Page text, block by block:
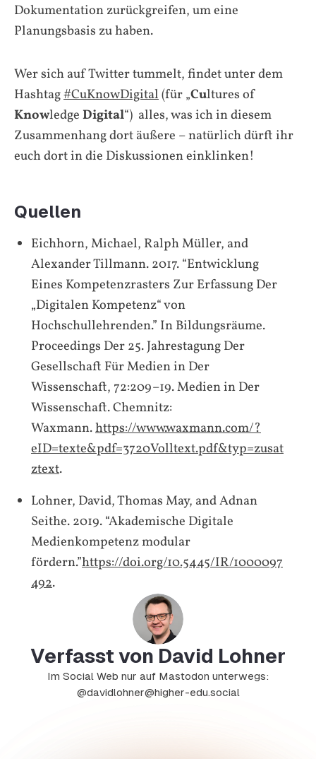
Dokumentation zurückgreifen, um eine
Planungsbasis zu haben.
Wer sich auf Twitter tummelt, findet unter dem
Hashtag#CuKnowDigital(für „Cultures of
KnowledgeDigital“) alles, was ich in diesem
Zusammenhang dort äußere – natürlich dürft ihr
euch dort in die Diskussionen einklinken!
Quellen
Eichhorn, Michael, Ralph Müller, and
Alexander Tillmann. 2017. “Entwicklung
Eines Kompetenzrasters Zur Erfassung Der
„Digitalen Kompetenz“ von
Hochschullehrenden.” InBildungsräume.
Proceedings Der 25. Jahrestagung Der
Gesellschaft Für Medien in Der
Wissenschaft, 72:209–19. Medien in Der
Wissenschaft. Chemnitz:
Waxmann.https://www.waxmann.com/?
eID=texte&pdf=3720Volltext.pdf&typ=zusat
ztext.
Lohner, David, Thomas May, and Adnan
Seithe. 2019. “Akademische Digitale
Medienkompetenz modular
fördern.”https://doi.org/10.5445/IR/1000097
492.
Verfasst von David Lohner
Im Social Web nur auf Mastodon unterwegs:
@davidlohner@higher-edu.social